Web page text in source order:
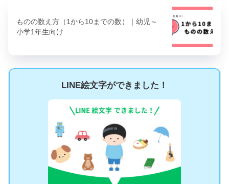
ものの数え方（1から10までの数）｜幼児～
小学1年生向け
LINE絵文字ができました！